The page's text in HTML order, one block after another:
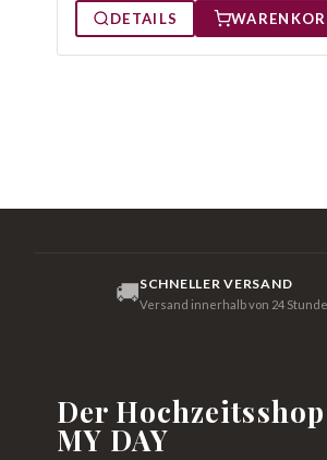
DETAILS
🚚SCHNELLER VERSAND
Versand innerhalb von 24
Der
MY DAY